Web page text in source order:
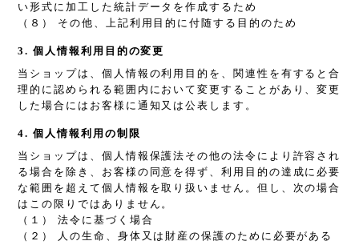
い形式に加工した統計データを作成するため
（８） その他、上記利用目的に付随する目的のため
3. 個人情報利用目的の変更
当ショップは、個人情報の利用目的を、関連性を有すると合
理的に認められる範囲内において変更することがあり、変更
した場合にはお客様に通知又は公表します。
4. 個人情報利用の制限
当ショップは、個人情報保護法その他の法令により許容され
る場合を除き、お客様の同意を得ず、利用目的の達成に必要
な範囲を超えて個人情報を取り扱いません。但し、次の場合
はこの限りではありません。
（１） 法令に基づく場合
（２） 人の生命、身体又は財産の保護のために必要がある